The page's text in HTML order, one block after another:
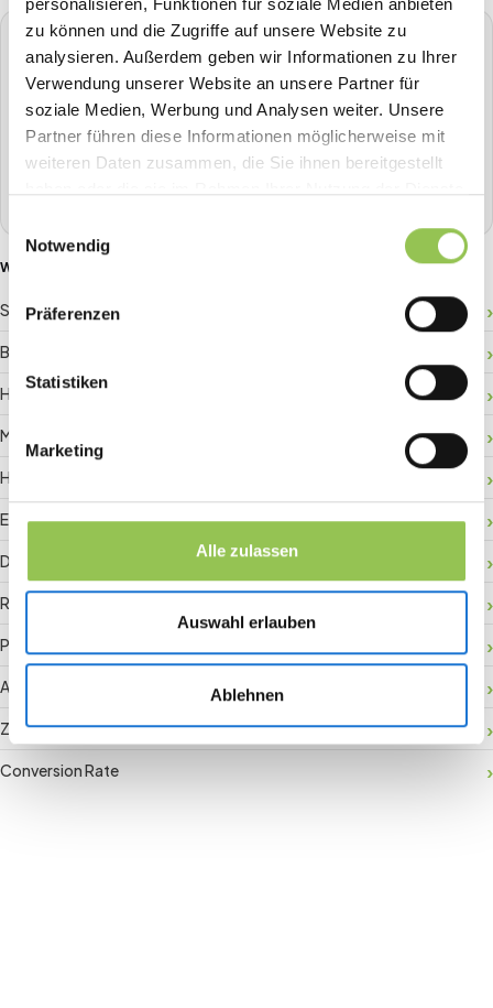
personalisieren, Funktionen für soziale Medien anbieten
zu können und die Zugriffe auf unsere Website zu
analysieren. Außerdem geben wir Informationen zu Ihrer
Verwendung unserer Website an unsere Partner für
soziale Medien, Werbung und Analysen weiter. Unsere
Partner führen diese Informationen möglicherweise mit
weiteren Daten zusammen, die Sie ihnen bereitgestellt
Notwendig
Präferenzen
Statistiken
Marketing
Alle zulassen
Auswahl erlauben
Ablehnen
STREAVENT
Die All-in-One Event-Plattform
Planen, Tickets verkaufen, Check-in, Streaming, Badge-
Druck und mehr - alles aus einer Hand.
WEITERE GLOSSAR-BEGRIFFE
Sponsor-ROI
Besucherlenkung
Hallenplan
Matchmaking
Hybride Registrierung
Event-Daten
Digitaler Check-in
RFID-Badge
Payment Gateway
Aktivierung vor Ort
Zuschauerbindung
Conversion Rate